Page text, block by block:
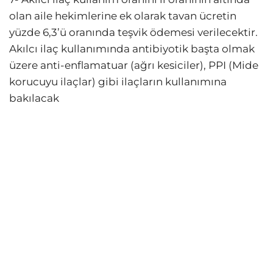
olan aile hekimlerine ek olarak tavan ücretin
yüzde 6,3’ü oranında teşvik ödemesi verilecektir.
Akılcı ilaç kullanımında antibiyotik başta olmak
üzere anti-enflamatuar (ağrı kesiciler), PPI (Mide
korucuyu ilaçlar) gibi ilaçların kullanımına
bakılacak